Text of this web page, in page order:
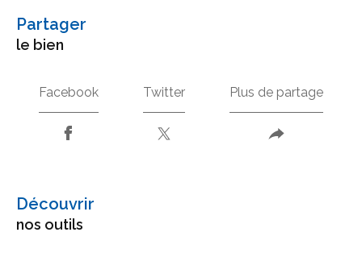
partager
le bien
Facebook Twitter Plus de partage
découvrir
nos outils